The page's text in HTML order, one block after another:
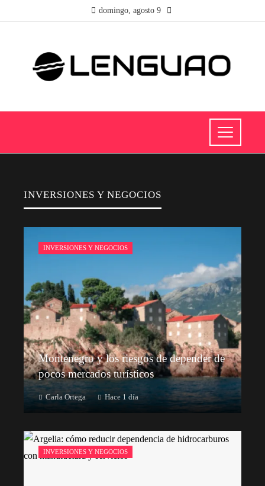
domingo, agosto 9
INVERSIONES Y NEGOCIOS
INVERSIONES Y NEGOCIOS
Montenegro y los riesgos de depender de
pocos mercados turísticos
Carla Ortega Hace 1 día
INVERSIONES Y NEGOCIOS